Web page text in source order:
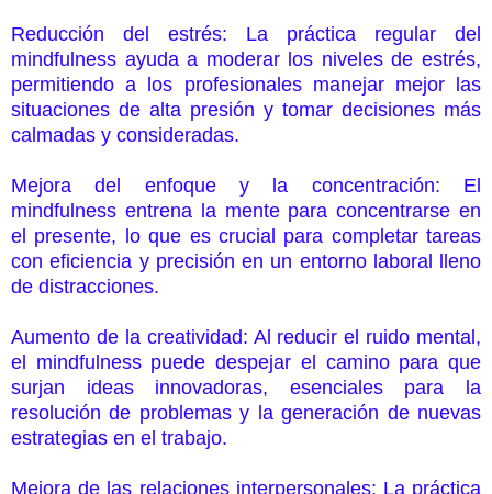
Reducción del estrés: La práctica regular del
mindfulness ayuda a moderar los niveles de estrés,
permitiendo a los profesionales manejar mejor las
situaciones de alta presión y tomar decisiones más
calmadas y consideradas.
Mejora del enfoque y la concentración: El
mindfulness entrena la mente para concentrarse en
el presente, lo que es crucial para completar tareas
con eficiencia y precisión en un entorno laboral lleno
de distracciones.
Aumento de la creatividad: Al reducir el ruido mental,
el mindfulness puede despejar el camino para que
surjan ideas innovadoras, esenciales para la
resolución de problemas y la generación de nuevas
estrategias en el trabajo.
Mejora de las relaciones interpersonales: La práctica